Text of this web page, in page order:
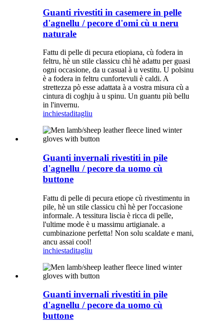
Guanti rivestiti in casemere in pelle
d'agnellu / pecore d'omi cù u neru
naturale
Fattu di pelle di pecura etiopiana, cù fodera in
feltru, hè un stile classicu chì hè adattu per guasi
ogni occasione, da u casual à u vestitu. U polsinu
è a fodera in feltru cunfortevuli è caldi. A
strettezza pò esse adattata à a vostra misura cù a
cintura di coghju à u spinu. Un guantu più bellu
in l'invernu.
inchiestaditagliu
Guanti invernali rivestiti in pile
d'agnellu / pecore da uomo cù
buttone
Fattu di pelle di pecura etiope cù rivestimentu in
pile, hè un stile classicu chì hè per l'occasione
informale. A tessitura liscia è ricca di pelle,
l'ultime mode è u massimu artigianale. a
cumbinazione perfetta! Non solu scaldate e mani,
ancu assai cool!
inchiestaditagliu
Guanti invernali rivestiti in pile
d'agnellu / pecore da uomo cù
buttone